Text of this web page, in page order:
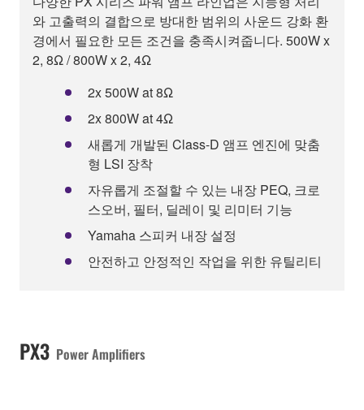
와 고출력의 결합으로 방대한 범위의 사운드 강화 환
경에서 필요한 모든 조건을 충족시켜줍니다. 500W x
2, 8Ω / 800W x 2, 4Ω
2x 500W at 8Ω
2x 800W at 4Ω
새롭게 개발된 Class-D 앰프 엔진에 맞춤
형 LSI 장착
자유롭게 조절할 수 있는 내장 PEQ, 크로
스오버, 필터, 딜레이 및 리미터 기능
Yamaha 스피커 내장 설정
안전하고 안정적인 작업을 위한 유틸리티
PX3 Power Amplifiers